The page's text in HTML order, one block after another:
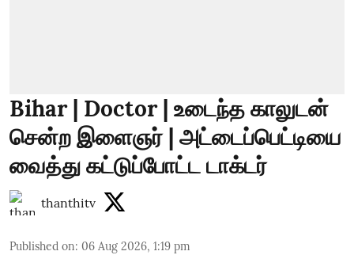
Bihar | Doctor | உடைந்த காலுடன்
சென்ற இளைஞர் | அட்டைப்பெட்டியை
வைத்து கட்டுப்போட்ட டாக்டர்
thanthitv
Published on: 06 Aug 2026, 1:19 pm